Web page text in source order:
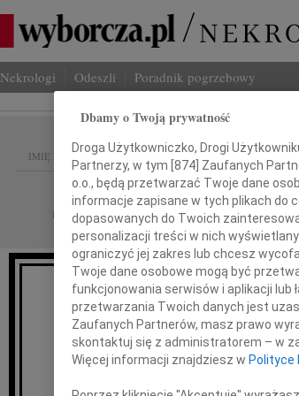
Nekrologi Odeszli Poradnik pogrzebowy
IMIĘ I NAZWISKO:
REGION: Warszawa
DATA EMISJI: 11.05.2026
Z głębokim żalem
zmarłą w dniu 05 maja
Dbamy o Twoją prywatność
Droga Użytkowniczko, Drogi
Partnerzy, w tym [874] Zaufanych
o.o., będą przetwarzać Twoje dane
informacje zapisane w tych plikach do
dopasowanych do Twoich
personalizacji treści w nich
ograniczyć jej zakres lub chcesz
Twoje dane osobowe mogą być
funkcjonowania serwisów i aplikacji lub
przetwarzania Twoich danych jest
Zaufanych Partnerów, masz prawo
skontaktuj się z administratorem – w
Więcej informacji znajdziesz w Polityce